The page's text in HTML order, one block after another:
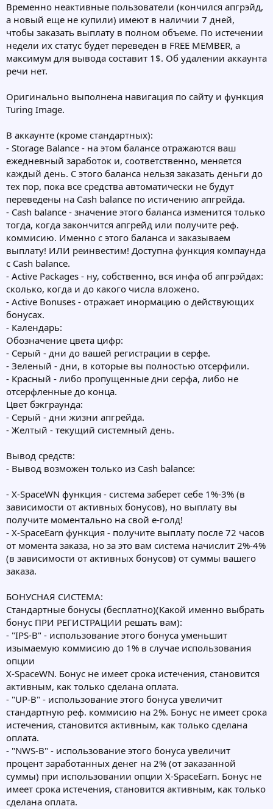
Временно неактивные пользователи (кончился апгрэйд,
а новый еще не купили) имеют в наличии 7 дней,
чтобы заказать выплату в полном объеме. По истечении
недели их статус будет переведен в FREE MEMBER, а
максимум для вывода составит 1$. Об удалении аккаунта
речи нет.
Оригинально выполнена навигация по сайту и функция
Turing Image.
В аккаунте (кроме стандартных):
- Storage Balance - на этом балансе отражаются ваш
ежедневный заработок и, соответственно, меняется
каждый день. С этого баланса нельзя заказать деньги до
тех пор, пока все средства автоматически не будут
переведены на Cash balance по истичению апгрейда.
- Cash balance - значение этого баланса изменится только
тогда, когда закончится апгрейд или получите реф.
коммисию. Именно с этого баланса и заказываем
выплату! ИЛИ реинвестим! Доступна функция компаунда
с Cash balance.
- Active Packages - ну, собственно, вся инфа об апгрэйдах:
сколько, когда и до какого числа вложено.
- Active Bonuses - отражает инормацию о действующих
бонусах.
- Календарь:
Обозначение цвета цифр:
- Серый - дни до вашей регистрации в серфе.
- Зеленый - дни, в которые вы полностью отсерфили.
- Красный - либо пропущенные дни серфа, либо не
отсерфленные до конца.
Цвет бэкграунда:
- Серый - дни жизни апгрейда.
- Желтый - текущий системный день.
Вывод средств:
- Вывод возможен только из Cash balance:
- X-SpaceWN функция - система заберет себе 1%-3% (в
зависимости от активных бонусов), но выплату вы
получите моментально на свой е-голд!
- X-SpaceEarn функция - получите выплату после 72 часов
от момента заказа, но за это вам система начислит 2%-4%
(в зависимости от активных бонусов) от суммы вашего
заказа.
БОНУСНАЯ СИСТЕМА:
Стандартные бонусы (бесплатно)(Какой именно выбрать
бонус ПРИ РЕГИСТРАЦИИ решать вам):
- "IPS-B" - использование этого бонуса уменьшит
изымаемую коммисию до 1% в случае использования
опции
X-SpaceWN. Бонус не имеет срока истечения, становится
активным, как только сделана оплата.
- "UP-B" - использование этого бонуса увеличит
стандартную реф. коммисию на 2%. Бонус не имеет срока
истечения, становится активным, как только сделана
оплата.
- "NWS-B" - использование этого бонуса увеличит
процент заработанных денег на 2% (от заказанной
суммы) при использовании опции X-SpaceEarn. Бонус не
имеет срока истечения, становится активным, как только
сделана оплата.